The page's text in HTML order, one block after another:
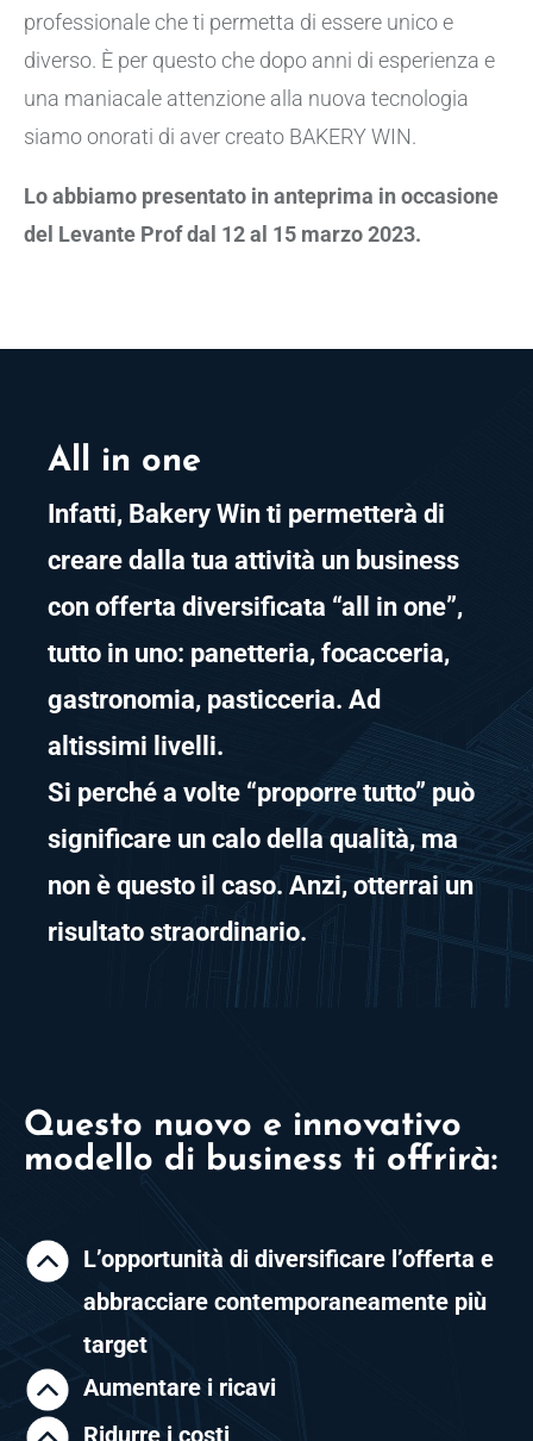
professionale che ti permetta di essere unico e
diverso. È per questo che dopo anni di esperienza e
una maniacale attenzione alla nuova tecnologia
siamo onorati di aver creato BAKERY WIN.
Lo abbiamo presentato in anteprima in occasione
del Levante Prof dal 12 al 15 marzo 2023.
All in one
Infatti, Bakery Win ti permetterà di
creare dalla tua attività un business
con offerta diversificata “all in one”,
tutto in uno: panetteria, focacceria,
gastronomia, pasticceria. Ad
altissimi livelli.
Si perché a volte “proporre tutto” può
significare un calo della qualità, ma
non è questo il caso. Anzi, otterrai un
risultato straordinario.
Questo nuovo e innovativo
modello di business ti offrirà:
L’opportunità di diversificare l’offerta e
abbracciare contemporaneamente più
target
Aumentare i ricavi
Ridurre i costi